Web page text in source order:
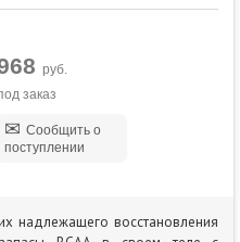
руб.
заказ
Сообщить о
поступлении
надлежащего восстановления